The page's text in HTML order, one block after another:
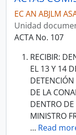
EC AN ABJLM
Unidad
ACTA No. 107
RECIBIR:
EL 13 Y 14
DE LA
DENTRO DE
MINISTRO
… Read